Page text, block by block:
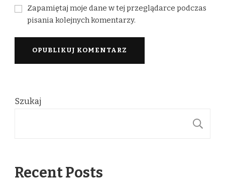
Zapamiętaj moje dane w tej przeglądarce podczas
pisania kolejnych komentarzy.
Szukaj
Recent Posts